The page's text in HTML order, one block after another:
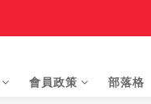
會員政策 部落格